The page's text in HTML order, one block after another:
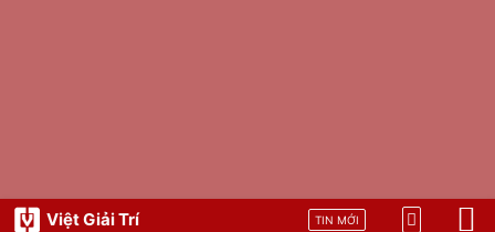
Việt Giải Trí TIN MỚI